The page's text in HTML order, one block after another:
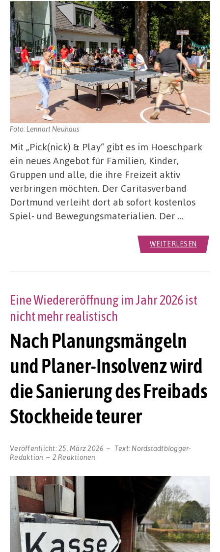
Foto: Lennart Neuhaus
Mit „Pick(nick) & Play“ gibt es im Hoeschpark
ein neues Angebot für Familien, Kinder,
Gruppen und alle, die ihre Freizeit aktiv
verbringen möchten. Der Caritasverband
Dortmund verleiht dort ab sofort kostenlos
Spiel- und Bewegungsmaterialien. Der …
WEITERLESEN
Nach Planungsmängeln
und Planer-Insolvenz wird
die Sanierung des Freibads
Stockheide teurer
Eine Wiedereröffnung im Jahr 2026 ist
nicht mehr realistisch
Veröffentlicht:25. März 2026 Text: Nordstadtblogger-
Redaktion
2 Reaktionen